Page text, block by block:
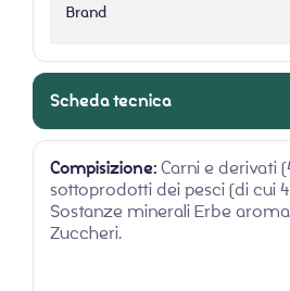
Brand
Scheda tecnica
Compisizione:Carni e derivati
sottoprodotti dei pesci (di cui
Sostanze minerali Erbe
Zuccheri.